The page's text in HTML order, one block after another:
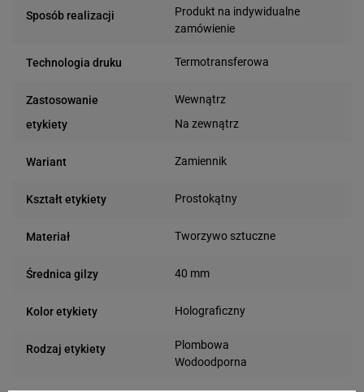
Sposób realizacji
Produkt na indywidualne
zamówienie
Technologia druku Termotransferowa
Zastosowanie
etykiety
Wewnątrz
Na zewnątrz
Wariant Zamiennik
Kształt etykiety Prostokątny
Materiał Tworzywo sztuczne
Średnica gilzy 40 mm
Kolor etykiety Holograficzny
Rodzaj etykiety
Plombowa
Wodoodporna